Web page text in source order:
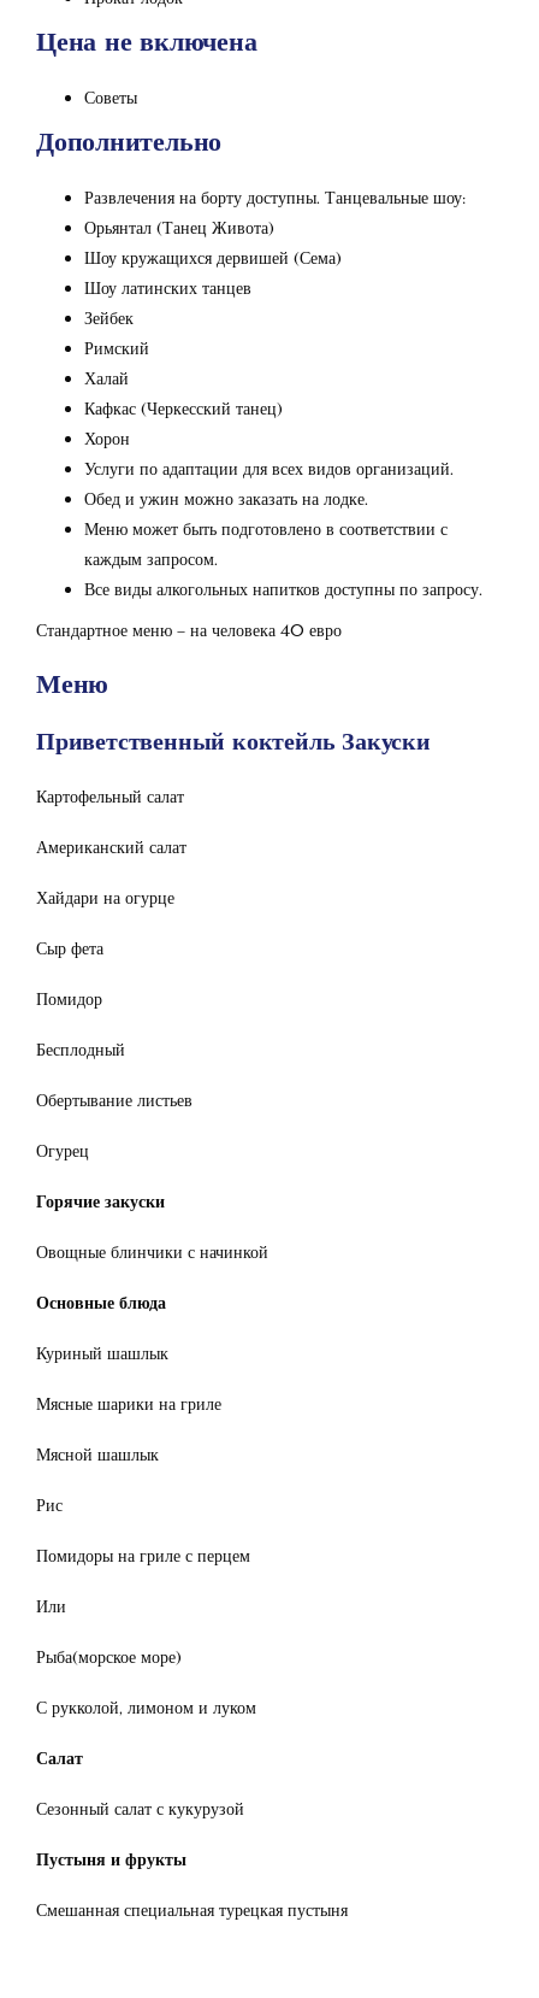
Цена не включена
Советы
Дополнительно
Развлечения на борту доступны. Танцевальные шоу:
Орьянтал (Танец Живота)
Шоу кружащихся дервишей (Сема)
Шоу латинских танцев
Зейбек
Римский
Халай
Кафкас (Черкесский танец)
Хорон
Услуги по адаптации для всех видов организаций.
Обед и ужин можно заказать на лодке.
Меню может быть подготовлено в соответствии с
каждым запросом.
Все виды алкогольных напитков доступны по запросу.
Стандартное меню – на человека 40 евро
Меню
Приветственный коктейль Закуски
Картофельный салат
Американский салат
Хайдари на огурце
Сыр фета
Помидор
Бесплодный
Обертывание листьев
Огурец
Горячие закуски
Овощные блинчики с начинкой
Основные блюда
Куриный шашлык
Мясные шарики на гриле
Мясной шашлык
Рис
Помидоры на гриле с перцем
Или
Рыба(морское море)
С рукколой, лимоном и луком
Салат
Сезонный салат с кукурузой
Пустыня и фрукты
Смешанная специальная турецкая пустыня